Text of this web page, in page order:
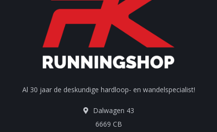
Al 30 jaar de deskundige hardloop- en wandelspecialist!
Dalwagen 43
6669 CB